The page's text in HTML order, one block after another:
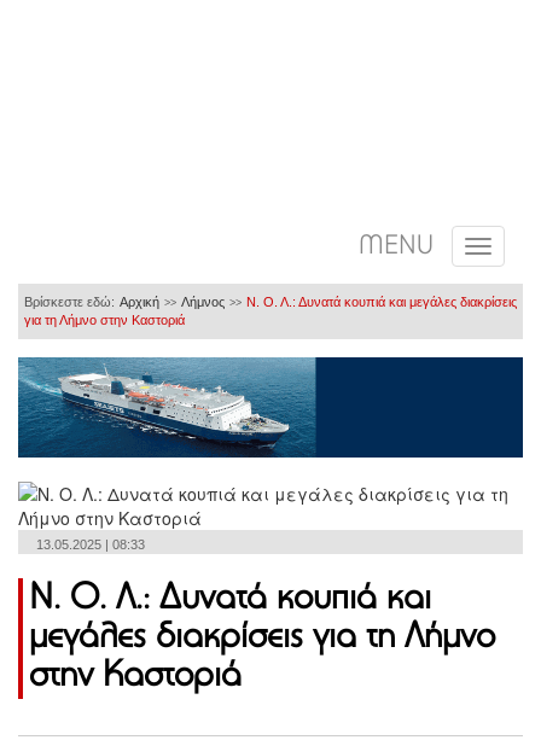
MENU
Βρίσκεστε εδώ: Αρχική >> Λήμνος >> Ν. Ο. Λ.: Δυνατά κουπιά και μεγάλες διακρίσεις
για τη Λήμνο στην Καστοριά
13.05.2025 | 08:33
Ν. Ο. Λ.: Δυνατά κουπιά και
μεγάλες διακρίσεις για τη Λήμνο
στην Καστοριά